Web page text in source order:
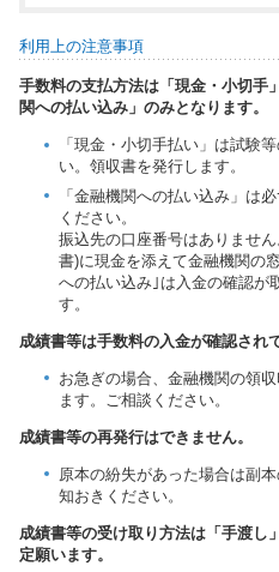
利用上の注意事項
手数料の支払方法は「現金・小切手
関への払い込み」のみとなります。
「現金・小切手払い」は試験
い。領収書を発行します。
「金融機関への払い込み」は
ください。
振込先の口座番号はありませ
書)に現金を添えて金融機関の
への払い込み｣は入金の確認が
す。
成績書等は手数料の入金が確認され
お急ぎの場合、金融機関の領
ます。ご相談ください。
成績書等の再発行はできません。
原本の紛失があった場合は副
知おきください。
成績書等の受け取り方法は「手渡し
定願います。